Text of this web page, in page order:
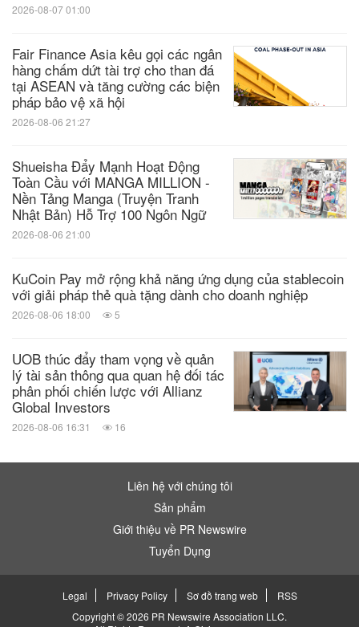
2026-08-07 01:00
Fair Finance Asia kêu gọi các ngân
hàng chấm dứt tài trợ cho than đá
tại ASEAN và tăng cường các biện
pháp bảo vệ xã hội
2026-08-06 21:27
Shueisha Đẩy Mạnh Hoạt Động
Toàn Cầu với MANGA MILLION -
Nền Tảng Manga (Truyện Tranh
Nhật Bản) Hỗ Trợ 100 Ngôn Ngữ
2026-08-06 21:00
KuCoin Pay mở rộng khả năng ứng dụng của stablecoin
với giải pháp thẻ quà tặng dành cho doanh nghiệp
2026-08-06 18:00 5
UOB thúc đẩy tham vọng về quản
lý tài sản thông qua quan hệ đối tác
phân phối chiến lược với Allianz
Global Investors
2026-08-06 16:31 16
Liên hệ với chúng tôi
Sản phẩm
Giới thiệu về PR Newswire
Tuyển Dụng
Legal Privacy Policy Sơ đồ trang web
RSS
Copyright © 2026 PR Newswire Association LLC.